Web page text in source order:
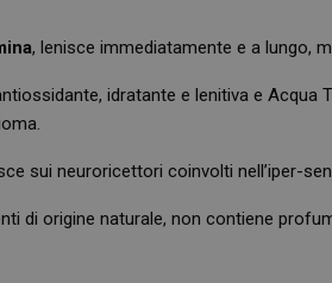
, lenisce immediatamente e a lungo,
idratante e lenitiva e Acqua
sui neuroricettori coinvolti nell’iper-
di origine naturale, non contiene